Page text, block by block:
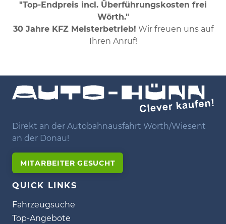
"Top-Endpreis incl. Überführungskosten frei
Wörth."
30 Jahre KFZ Meisterbetrieb! Wir freuen uns auf
Ihren Anruf!
Direkt an der Autobahnausfahrt Wörth/Wiesent
an der Donau!
MITARBEITER GESUCHT
QUICK LINKS
Fahrzeugsuche
Top-Angebote